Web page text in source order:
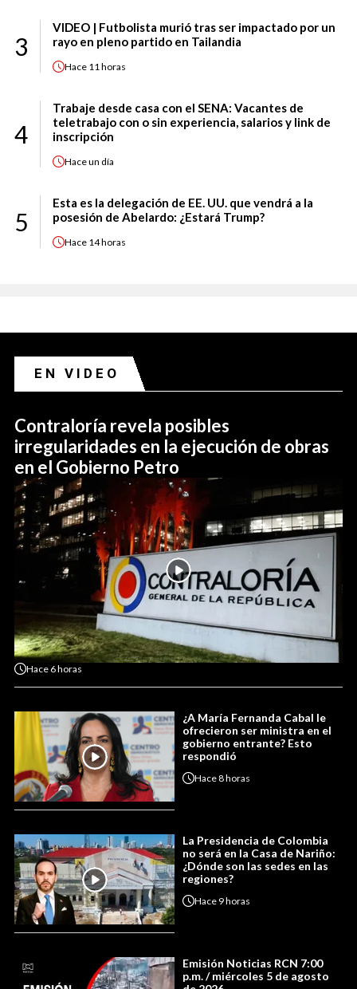
3
VIDEO | Futbolista murió tras ser impactado por un
rayo en pleno partido en Tailandia
Hace 11 horas
4
Trabaje desde casa con el SENA: Vacantes de
teletrabajo con o sin experiencia, salarios y link de
inscripción
Haceun día
5
Esta es la delegación de EE. UU. que vendrá a la
posesión de Abelardo: ¿Estará Trump?
Hace 14 horas
EN VIDEO
Contraloría revela posibles
irregularidades en la ejecución de obras
en el Gobierno Petro
Hace 6 horas
¿A María Fernanda Cabal le
ofrecieron ser ministra en el
gobierno entrante? Esto
respondió
Hace8 horas
La Presidencia de Colombia
no será en la Casa de Nariño:
¿Dónde son las sedes en las
regiones?
Hace 9 horas
Emisión Noticias RCN 7:00
p.m. / miércoles 5 de agosto